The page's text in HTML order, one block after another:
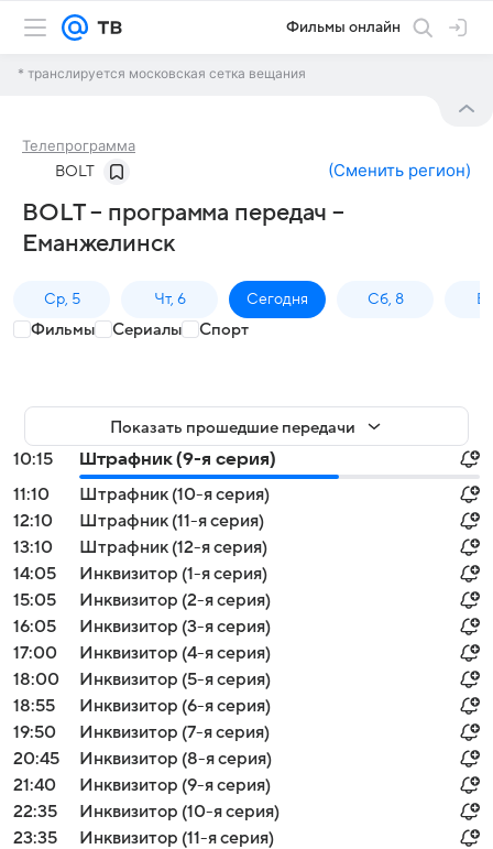
Фильмы онлайн
* транслируется московская сетка вещания
Телепрограмма
BOLT (Сменить регион)
BOLT – программа передач –
Еманжелинск
Ср, 5 Чт, 6 Сегодня Сб, 8
Фильмы Сериалы Спорт
Показать прошедшие передачи
10:15
Штрафник (9-я серия)
11:10
Штрафник (10-я серия)
12:10
Штрафник (11-я серия)
13:10
Штрафник (12-я серия)
14:05
Инквизитор (1-я серия)
15:05
Инквизитор (2-я серия)
16:05
Инквизитор (3-я серия)
17:00
Инквизитор (4-я серия)
18:00
Инквизитор (5-я серия)
18:55
Инквизитор (6-я серия)
19:50
Инквизитор (7-я серия)
20:45
Инквизитор (8-я серия)
21:40
Инквизитор (9-я серия)
22:35
Инквизитор (10-я серия)
23:35
Инквизитор (11-я серия)